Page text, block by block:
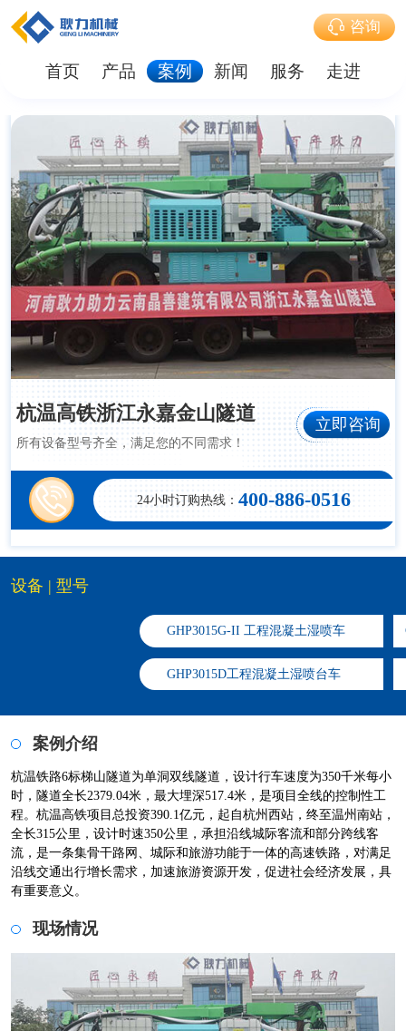
咨询
首页 产品 案例 新闻 服务 走进
杭温高铁浙江永嘉金山隧道
所有设备型号齐全，满足您的不同需求！
立即咨询
24小时订购热线：400-886-0516
设备 | 型号
GHP3015G-II 工程混凝土湿喷车
​GHP3015D工程混凝土湿喷台车
案例介绍
杭温铁路6标梯山隧道为单洞双线隧道，设计行车速度为350千米每小
时，隧道全长2379.04米，最大埋深517.4米，是项目全线的控制性工
程。杭温高铁项目总投资390.1亿元，起自杭州西站，终至温州南站，
全长315公里，设计时速350公里，承担沿线城际客流和部分跨线客
流，是一条集骨干路网、城际和旅游功能于一体的高速铁路，对满足
沿线交通出行增长需求，加速旅游资源开发，促进社会经济发展，具
有重要意义。
现场情况